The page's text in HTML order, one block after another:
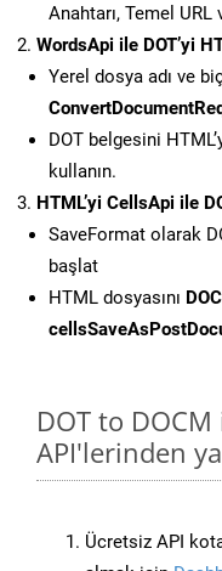
Anahtarı, Temel
WordsApi ile DOT’yi
Yerel dosya adı ve
DOT belgesini
kullanın.
HTML’yi CellsApi ile
SaveFormat olarak
başlat
HTML dosyasını
DOT to DOCM
API'lerinden
Ücretsiz API